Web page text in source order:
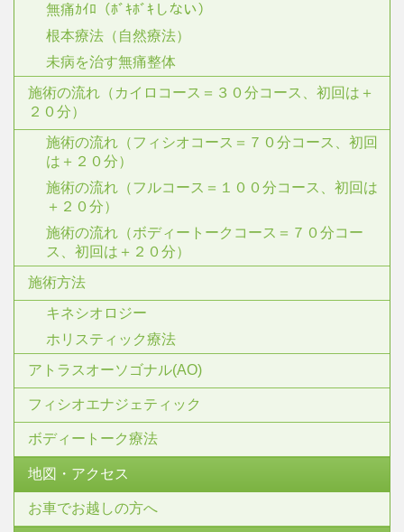
無痛ｶｲﾛ（ﾎﾞｷﾎﾞｷしない）
根本療法（自然療法）
未病を治す無痛整体
施術の流れ（カイロコース＝３０分コース、初回は＋
２０分）
施術の流れ（フィシオコース＝７０分コース、初回
は＋２０分）
施術の流れ（フルコース＝１００分コース、初回は
＋２０分）
施術の流れ（ボディートークコース＝７０分コー
ス、初回は＋２０分）
施術方法
キネシオロジー
ホリスティック療法
アトラスオーソゴナル(AO)
フィシオエナジェティック
ボディートーク療法
地図・アクセス
お車でお越しの方へ